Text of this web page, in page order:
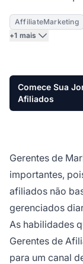
AffiliateMarketing
+1 mais
Comece Sua
Afiliados
Gerentes de
importantes,
afiliados não
gerenciados
As habilidades
Gerentes de
para um canal